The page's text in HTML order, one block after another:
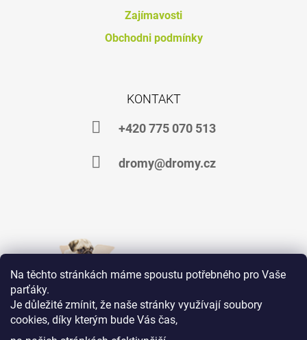
Na těchto stránkách máme spoustu potřebného pro Vaše
parťáky.
Je důležité zmínit, že naše stránky využívají soubory
cookies, díky kterým bude Vás čas,
Zajímavosti
Obchodni podmínky
KONTAKT
+420 775 070 513
dromy@dromy.cz
Jsme na Facebooku